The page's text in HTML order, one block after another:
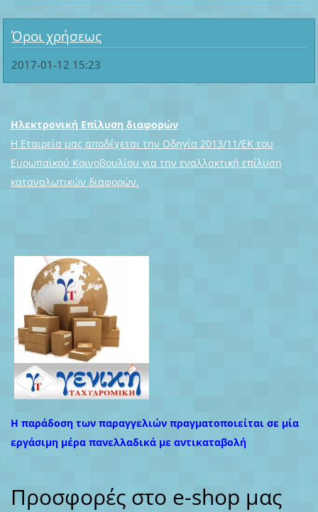
Όροι χρήσεως
2017-01-12 15:23
Ηλεκτρονική Επίλυση διαφορών
Η Εταιρεία μας αποδέχεται την Οδηγία 2013/11/ΕΚ του
Ευρωπαϊκού Κοινοβουλίου για την εναλλακτική επίλυση
καταναλωτικών διαφορών.
Η παράδοση των παραγγελιών πραγματοποιείται σε μία
εργάσιμη μέρα πανελλαδικά με αντικαταβολή
Προσφορές στο e-shop μας